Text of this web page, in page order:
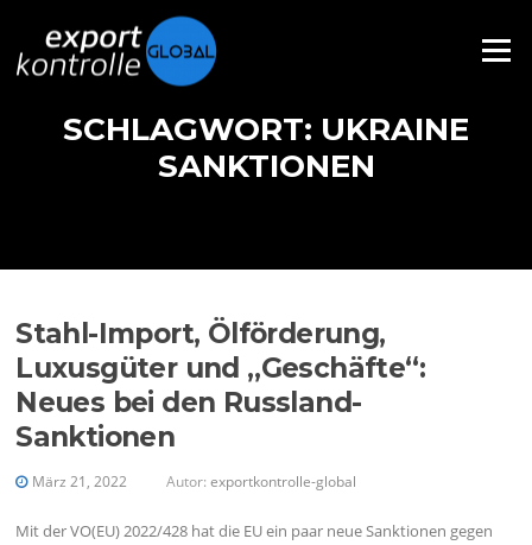
Menü
SCHLAGWORT: UKRAINE
SANKTIONEN
Stahl-Import, Ölförderung,
Luxusgüter und „Geschäfte“:
Neues bei den Russland-
Sanktionen
März 21, 2022 Autor:exportkontrolle-global
Mit der VO(EU) 2022/428 hat die EU ein paar neue Sanktionen gegen